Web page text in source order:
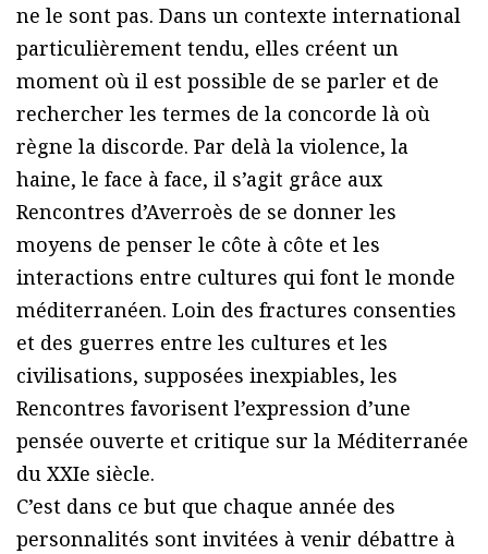
ne le sont pas. Dans un contexte international
particulièrement tendu, elles créent un
moment où il est possible de se parler et de
rechercher les termes de la concorde là où
règne la discorde. Par delà la violence, la
haine, le face à face, il s’agit grâce aux
Rencontres d’Averroès de se donner les
moyens de penser le côte à côte et les
interactions entre cultures qui font le monde
méditerranéen. Loin des fractures consenties
et des guerres entre les cultures et les
civilisations, supposées inexpiables, les
Rencontres favorisent l’expression d’une
pensée ouverte et critique sur la Méditerranée
du XXIe siècle.
C’est dans ce but que chaque année des
personnalités sont invitées à venir débattre à